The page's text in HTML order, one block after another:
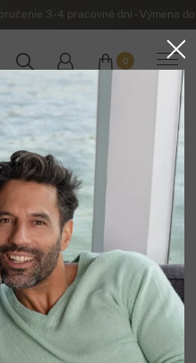
3-4 pracovné dni - Výmena
0
Pánsky kašmír Duvet